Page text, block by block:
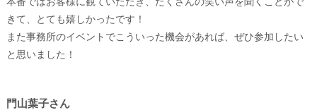
きて、とても嬉しかったです！
また事務所のイベントでこういった機会があれば、ぜひ参加したい
と思いました！
門山葉子さん